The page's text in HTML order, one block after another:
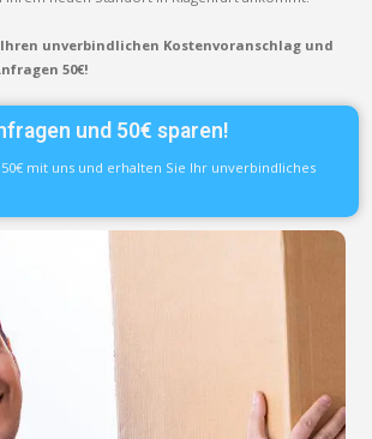
unverbindlichen Kostenvoranschlag und
50€!
und 50€ sparen!
mit uns und erhalten Sie Ihr unverbindliches